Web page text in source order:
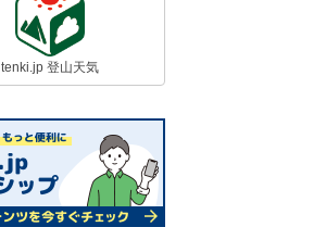
tenki.jp 登山天気